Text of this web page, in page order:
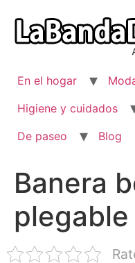
contenido
En el hogar
Higiene y cuidados
De paseo
Blog
Banera
plegable